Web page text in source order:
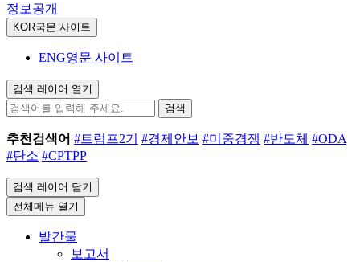
정보공개
KOR국문 사이트
ENG영문 사이트
검색 레이어 열기
검색
추천검색어 #트럼프2기 #경제안보 #미중경쟁 #반도체 #ODA
#탄소 #CPTPP
검색 레이어 닫기
전체메뉴 열기
발간물
보고서